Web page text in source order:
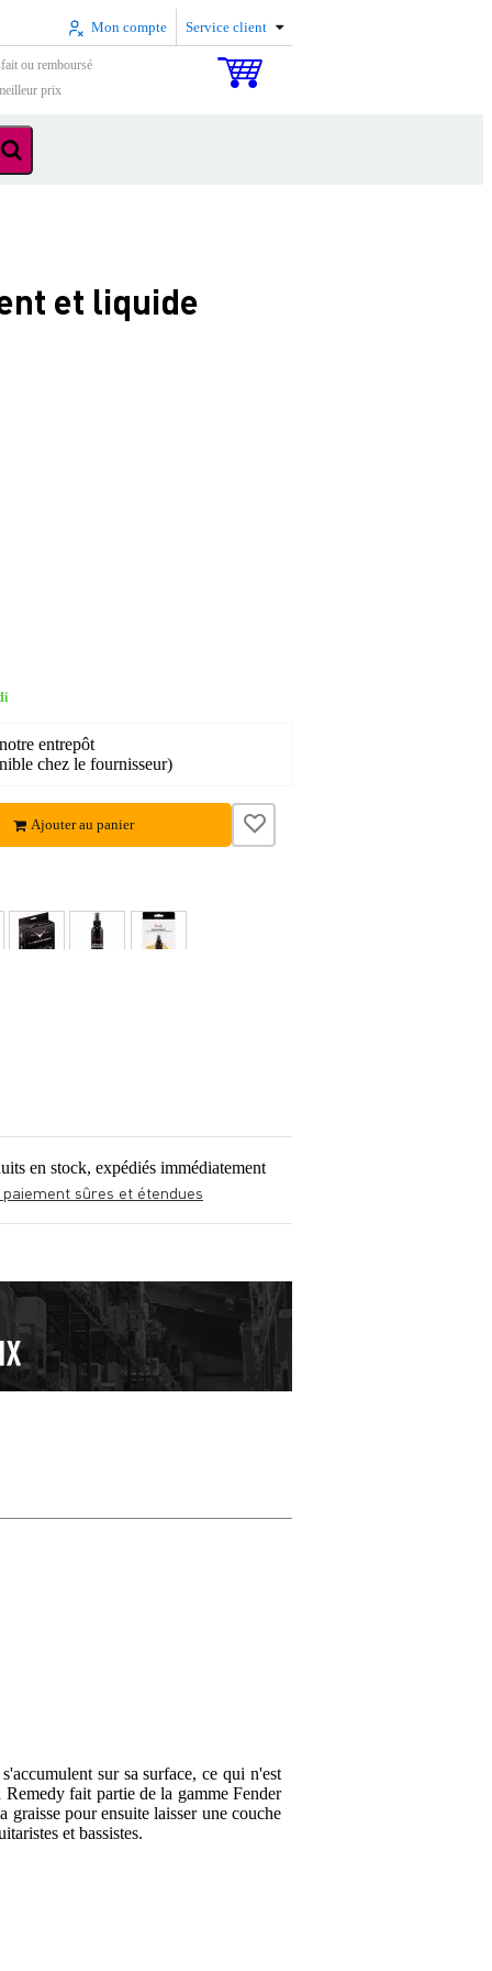
Mon compte Service client
ou remboursé
prix
et liquide
entrepôt
chez le fournisseur)
Ajouter au panier
en stock, expédiés immédiatement
sûres et étendues
sur sa surface, ce qui n'est
fait partie de la gamme Fender
pour ensuite laisser une couche
et bassistes.